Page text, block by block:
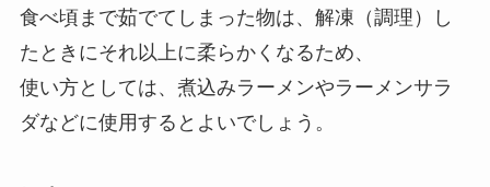
食べ頃まで茹でてしまった物は、解凍（調理）し
たときにそれ以上に柔らかくなるため、
使い方としては、煮込みラーメンやラーメンサラ
ダなどに使用するとよいでしょう。